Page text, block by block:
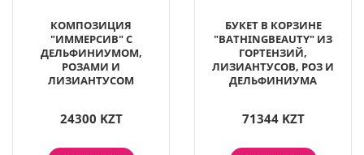
КОМПОЗИЦИЯ
"ИММЕРСИВ" С
ДЕЛЬФИНИУМОМ,
РОЗАМИ И
ЛИЗИАНТУСОМ
24300 KZT
БУКЕТ В КОРЗИНЕ
"BATHINGBEAUTY" ИЗ
ГОРТЕНЗИЙ,
ЛИЗИАНТУСОВ, РОЗ И
ДЕЛЬФИНИУМА
71344 KZT